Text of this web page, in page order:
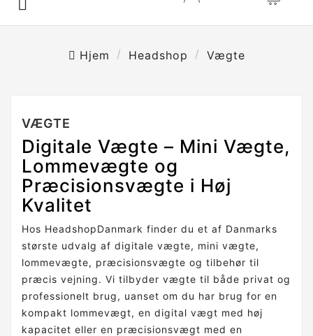

Hjem Headshop Vægte
VÆGTE
Digitale Vægte – Mini Vægte,
Lommevægte og
Præcisionsvægte i Høj
Kvalitet
Hos HeadshopDanmark finder du et af Danmarks
største udvalg af digitale vægte, mini vægte,
lommevægte, præcisionsvægte og tilbehør til
præcis vejning. Vi tilbyder vægte til både privat og
professionelt brug, uanset om du har brug for en
kompakt lommevægt, en digital vægt med høj
kapacitet eller en præcisionsvægt med en